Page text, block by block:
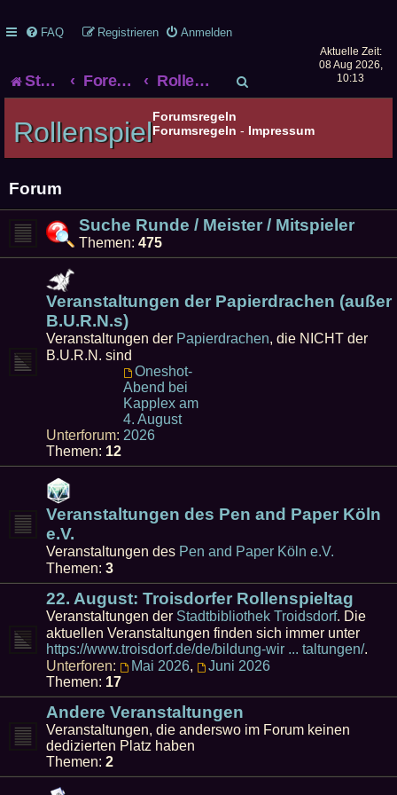
FAQ Anmelden
Registrieren
Startseite Foren-Übersicht Rollenspiel
e
Aktuelle Zeit:
08 Aug 2026,
10:13
Rollenspiel
Forumsregeln
Forumsregeln - Impressum
Forum
Suche Runde / Meister / Mitspieler
Themen: 475
Veranstaltungen der Papierdrachen (außer
B.U.R.N.s)
Veranstaltungen der Papierdrachen, die NICHT der
B.U.R.N. sind
Unterforum:
Oneshot-
Abend bei
Kapplex am
4. August
2026
Themen: 12
Veranstaltungen des Pen and Paper Köln
e.V.
Veranstaltungen des Pen and Paper Köln e.V.
Themen: 3
22. August: Troisdorfer Rollenspieltag
Veranstaltungen der Stadtbibliothek Troidsdorf. Die
aktuellen Veranstaltungen finden sich immer unter
https://www.troisdorf.de/de/bildung-wir ... taltungen/.
Unterforen:
Mai 2026,
Juni 2026
Themen: 17
Andere Veranstaltungen
Veranstaltungen, die anderswo im Forum keinen
dedizierten Platz haben
Themen: 2